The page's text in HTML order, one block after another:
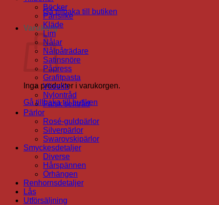
Gå tillbaka till butiken
Varukorg
Inga produkter i varukorgen.
Gå tillbaka till butiken
Böcker
Pärlsilke
Kläde
Lim
Nålar
Nålpåträdare
Satinsnöre
Påpress
Grafitpasta
Vliselin
Nylontråd
Falsk sentråd
Pärlor
Rosé-guldpärlor
Silverpärlor
Swarovskipärlor
Smyckesdetaljer
Diverse
Hårspännen
Örhängen
Renhornsdetaljer
Lås
Utförsäljning